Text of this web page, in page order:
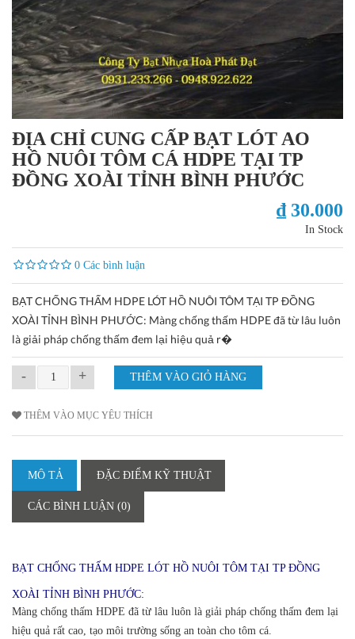
ĐỊA CHỈ CUNG CẤP BẠT LÓT AO
HỒ NUÔI TÔM CÁ HDPE TẠI TP
ĐỒNG XOÀI TỈNH BÌNH PHƯỚC
₫ 30.000
In Stock
0 Các bình luận
BẠT CHỐNG THẤM HDPE LÓT HỒ NUÔI TÔM TẠI TP ĐỒNG
XOÀI TỈNH BÌNH PHƯỚC: Màng chống thấm HDPE đã từ lâu luôn
là giải pháp chống thấm đem lại hiệu quả r�
- +
THÊM VÀO MỤC YÊU THÍCH
MÔ TẢ ĐẶC ĐIỂM KỸ THUẬT
CÁC BÌNH LUẬN (0)
BẠT CHỐNG THẤM HDPE LÓT HỒ NUÔI TÔM TẠI TP ĐỒNG
XOÀI TỈNH BÌNH PHƯỚC:
Màng chống thấm HDPE đã từ lâu luôn là giải pháp chống thấm đem lại
hiệu quả rất cao, tạo môi trường sống an toàn cho tôm cá.